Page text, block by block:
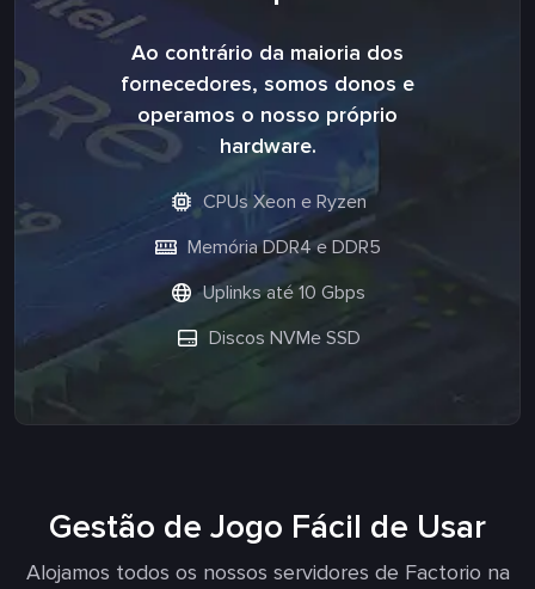
Ao contrário da maioria dos
fornecedores, somos donos e
operamos o nosso próprio
hardware.
CPUs Xeon e Ryzen
Memória DDR4 e DDR5
Uplinks até 10 Gbps
Discos NVMe SSD
Gestão de Jogo Fácil de Usar
Alojamos todos os nossos servidores de Factorio na